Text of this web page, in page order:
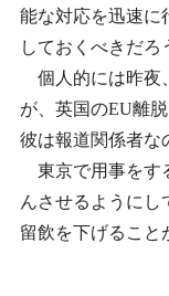
能な対応を迅速に
しておくべきだろ
個人的には昨夜
が、英国のEU離
彼は報道関係者な
東京で用事をす
んさせるようにし
留飲を下げること